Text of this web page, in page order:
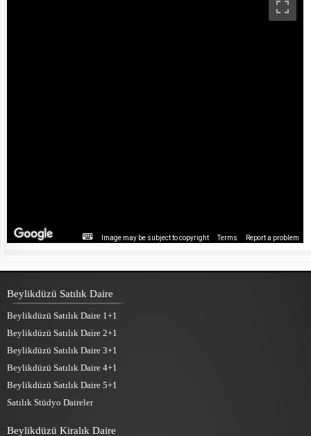
Image may be subject to copyright Terms Report a problem
Beylikdüzü Satılık Daire
Beylikdüzü Satılık Daire 1+1
Beylikdüzü Satılık Daire 2+1
Beylikdüzü Satılık Daire 3+1
Beylikdüzü Satılık Daire 4+1
Beylikdüzü Satılık Daire 5+1
Satılık Stüdyo Daireler
Beylikdüzü Kiralık Daire